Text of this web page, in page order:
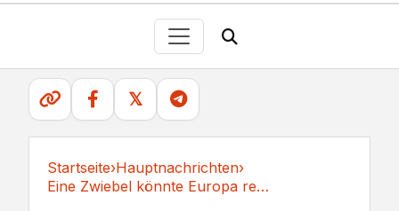
𝕏
Startseite›Hauptnachrichten›
Eine Zwiebel könnte Europa retten